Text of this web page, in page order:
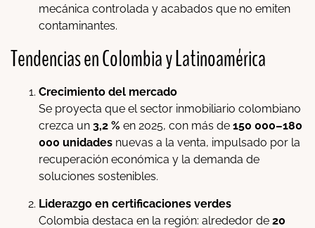
mecánica controlada y acabados que no emiten
contaminantes.
Tendencias en Colombia y Latinoamérica
Crecimiento del mercado
Se proyecta que el sector inmobiliario colombiano
crezca un 3,2 % en 2025, con más de 150 000–180
000 unidades nuevas a la venta, impulsado por la
recuperación económica y la demanda de
soluciones sostenibles.
Liderazgo en certificaciones verdes
Colombia destaca en la región: alrededor de 20